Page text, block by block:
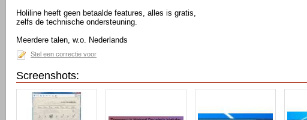
Holiline heeft geen betaalde features, alles is gratis,
zelfs de technische ondersteuning.
Meerdere talen, w.o. Nederlands
Stel een correctie voor
Screenshots: